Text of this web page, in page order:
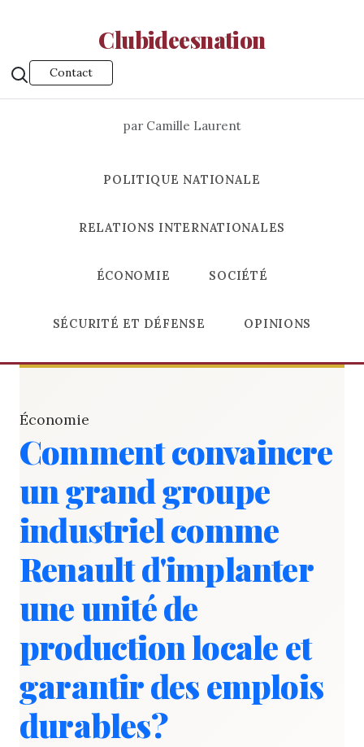
Clubideesnation
Contact
par Camille Laurent
POLITIQUE NATIONALE
RELATIONS INTERNATIONALES
ÉCONOMIE SOCIÉTÉ
SÉCURITÉ ET DÉFENSE OPINIONS
Économie
Comment convaincre
un grand groupe
industriel comme
Renault d'implanter
une unité de
production locale et
garantir des emplois
durables?